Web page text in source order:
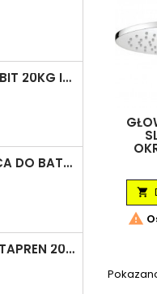
DYSPERBIT 20KG IZOHAN/TES
GŁOWICA DO BATERII 1/2" CERAMICZNA 6930Y ZXC/ARKA/AKCES
KLEJ BUTAPREN 200ML TYTAN

